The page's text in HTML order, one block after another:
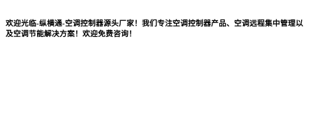
欢迎光临-纵横通-空调控制器源头厂家！我们专注空调控制器产品、空调远程集中管理以
及空调节能解决方案！欢迎免费咨询！